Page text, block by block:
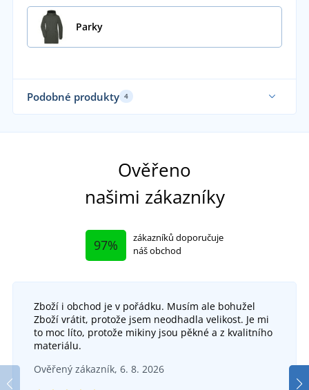
Parky
Podobné produkty 4
Dámský zateplený kabát L-SURE SYLVIA LADY
Ověřeno
našimi zákazníky
97%
zákazníků doporučuje
náš obchod
Zboží i obchod je v pořádku. Musím ale bohužel
Zboží vrátit, protože jsem neodhadla velikost. Je mi
to moc líto, protože mikiny jsou pěkné a z kvalitního
materiálu.
Ověřený zákazník, 6. 8. 2026